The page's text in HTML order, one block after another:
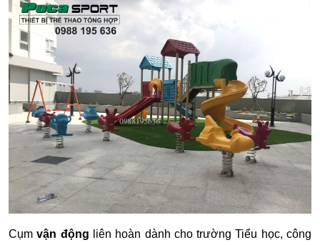
Cụmvận động liên hoàn dành cho trường Tiểu học, công